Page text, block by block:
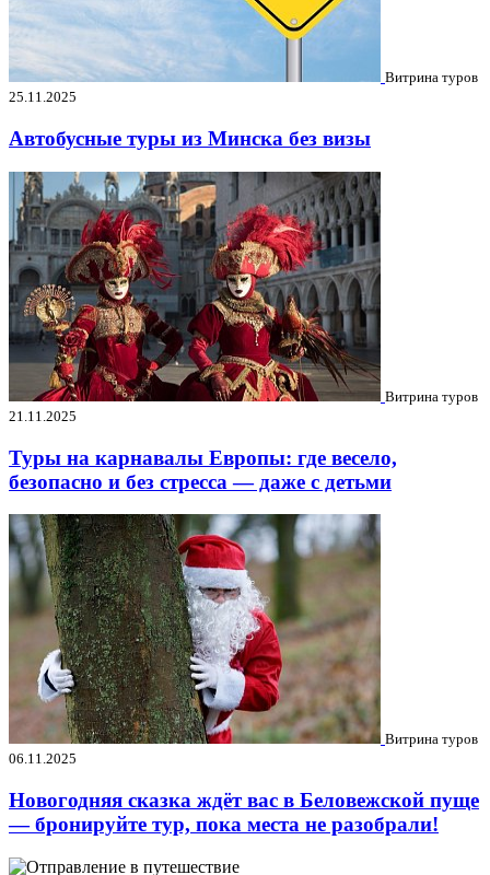
Витрина туров
25.11.2025
Автобусные туры из Минска без визы
Витрина туров
21.11.2025
Туры на карнавалы Европы: где весело,
безопасно и без стресса — даже с детьми
Витрина туров
06.11.2025
Новогодняя сказка ждёт вас в Беловежской пуще
— бронируйте тур, пока места не разобрали!